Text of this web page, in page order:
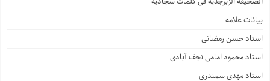
بیانات علامه
استاد حسن رمضانی
استاد محمود امامی نجف آبادی
استاد مهدی سمندری